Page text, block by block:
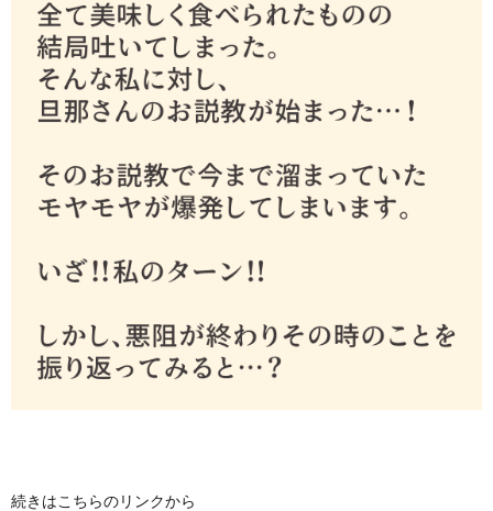
続きはこちらのリンクから